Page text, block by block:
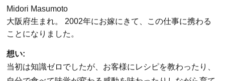
Midori Masumoto
大阪府生まれ。 2002年にお嫁にきて、この仕事に携わる
ことになりました。
想い:
当初は知識ゼロでしたが、お客様にレシピを教わったり、